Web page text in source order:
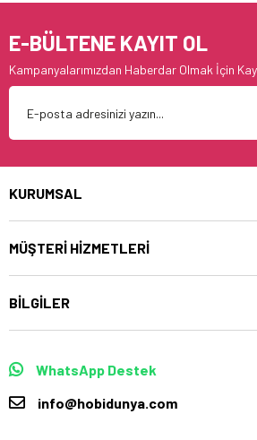
E-BÜLTENE KAYIT OL
Kampanyalarımızdan Haberdar Olmak İçin
KURUMSAL
MÜŞTERİ HİZMETLERİ
BİLGİLER
WhatsApp Destek
info@hobidunya.com